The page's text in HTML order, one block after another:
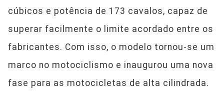
cúbicos e potência de 173 cavalos, capaz de
superar facilmente o limite acordado entre os
fabricantes. Com isso, o modelo tornou-se um
marco no motociclismo e inaugurou uma nova
fase para as motocicletas de alta cilindrada.